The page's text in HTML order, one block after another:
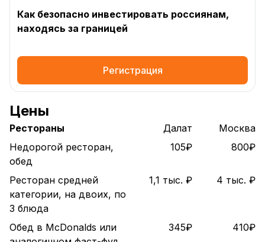
Как безопасно инвестировать россиянам,
находясь за границей
Регистрация
Цены
Рестораны Далат
Москва
Недорогой ресторан,
обед
105₽ 800₽
Ресторан средней
категории, на двоих, по
3 блюда
1,1 тыс. ₽ 4 тыс. ₽
Обед в McDonalds или
345₽ 410₽